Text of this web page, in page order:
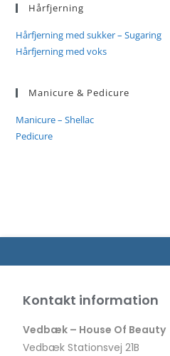
Hårfjerning
Hårfjerning med sukker – Sugaring
Hårfjerning med voks
Manicure & Pedicure
Manicure – Shellac
Pedicure
Kontakt information
Vedbæk – House Of Beauty
Vedbæk Stationsvej 21B